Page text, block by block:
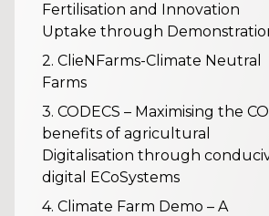
Fertilisation and Innovation
Uptake through
2. ClieNFarms-Climate Neutral
Farms
3. CODECS – Maximising the
benefits of agricultural
Digitalisation through
digital ECoSystems
4. Climate Farm Demo – A